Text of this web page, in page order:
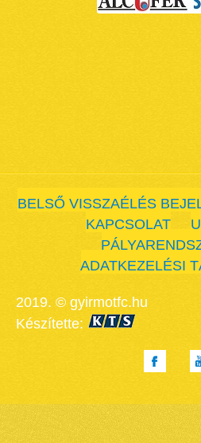
BELSŐ VISSZAÉLÉS
KAPCSOLAT
ADATKEZELÉSI
2019. © gyirmotfc.hu
Készítette: